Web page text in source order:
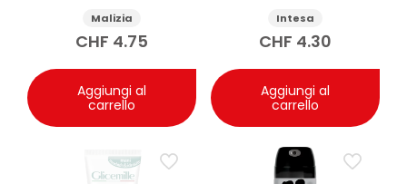
Berry 75 ml
Malizia
CHF 4.75
Aggiungi al
carrello
300ml
Intesa
CHF 4.30
Aggiungi al
carrello